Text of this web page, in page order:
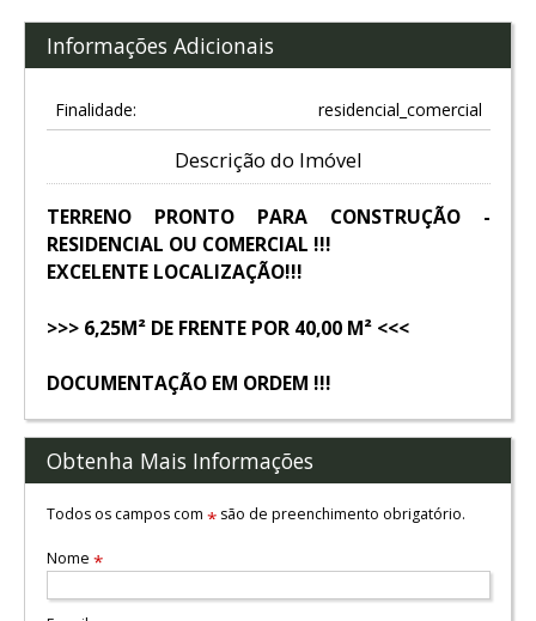
Informações Adicionais
Finalidade: residencial_comercial
Descrição do Imóvel
TERRENO PRONTO PARA CONSTRUÇÃO -
RESIDENCIAL OU COMERCIAL !!!
EXCELENTE LOCALIZAÇÃO!!!
>>> 6,25M² DE FRENTE POR 40,00 M² <<<
DOCUMENTAÇÃO EM ORDEM !!!
Obtenha Mais Informações
Todos os campos com *são de preenchimento obrigatório.
Nome *